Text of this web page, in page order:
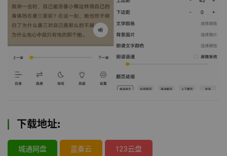
下载地址:
城通网盘 蓝奏云 123云盘